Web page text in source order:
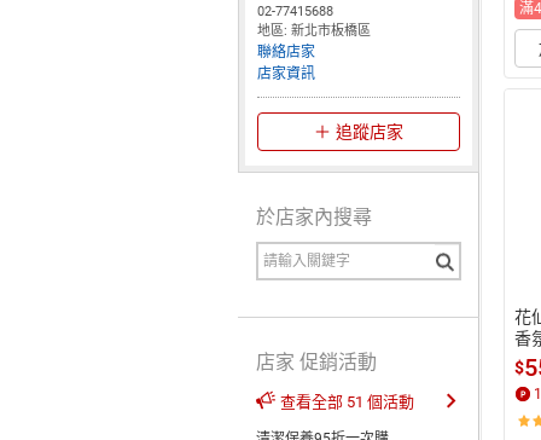
滿
花
香
0g
$
1
02-77415688
地區: 新北市板橋區
聯絡店家
店家資訊
追蹤店家
於店家內搜尋
店家 促銷活動
查看全部 51 個活動